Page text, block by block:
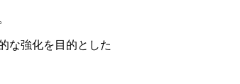
な強化を目的とした